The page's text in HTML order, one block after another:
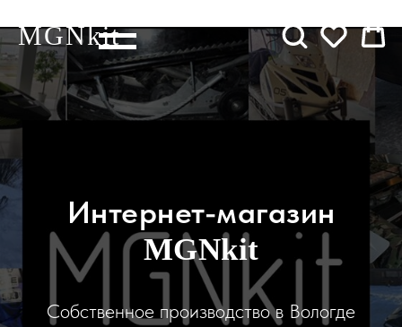
MGNkit
Интернет-магазин
MGNkit
Собственное производство в Вологде